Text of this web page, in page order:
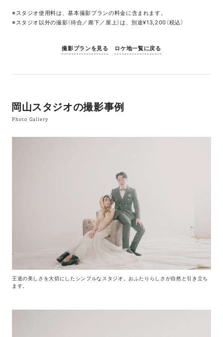
※スタジオ使用料は、基本撮影プランの料金に含まれます。
※スタジオ以外の撮影（待合／廊下／屋上）は、別途¥13,200（税込）
撮影プランを見る ロケ地一覧に戻る
岡山スタジオの撮影事例
Photo Gallery
王道の美しさを大切にしたシンプルなスタジオ。おふたりらしさが自然と引き立ち
ます。